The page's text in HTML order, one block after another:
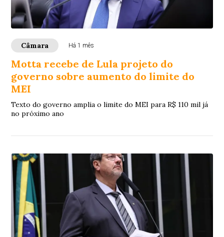
Câmara Há 1 mês
Motta recebe de Lula projeto do
governo sobre aumento do limite do
MEI
Texto do governo amplia o limite do MEI para R$ 110 mil já
no próximo ano